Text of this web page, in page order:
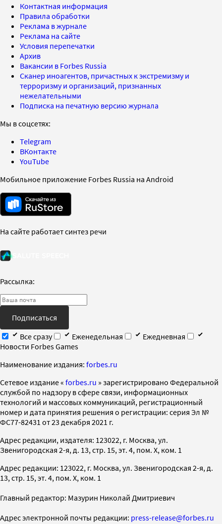
Контактная информация
Правила обработки
Реклама в журнале
Реклама на сайте
Условия перепечатки
Архив
Вакансии в Forbes Russia
Сканер иноагентов, причастных к экстремизму и
терроризму и организаций, признанных
нежелательными
Подписка на печатную версию журнала
Мы в соцсетях:
Telegram
ВКонтакте
YouTube
Мобильное приложение Forbes Russia на Android
На сайте работает синтез речи
Рассылка:
Подписаться
Все сразу
Еженедельная
Ежедневная
Новости Forbes Games
Наименование издания: forbes.ru
Cетевое издание « forbes.ru » зарегистрировано Федеральной
службой по надзору в сфере связи, информационных
технологий и массовых коммуникаций, регистрационный
номер и дата принятия решения о регистрации: серия Эл №
ФС77-82431 от 23 декабря 2021 г.
Адрес редакции, издателя: 123022, г. Москва, ул.
Звенигородская 2-я, д. 13, стр. 15, эт. 4, пом. X, ком. 1
Адрес редакции: 123022, г. Москва, ул. Звенигородская 2-я, д.
13, стр. 15, эт. 4, пом. X, ком. 1
Главный редактор: Мазурин Николай Дмитриевич
Адрес электронной почты редакции: press-release@forbes.ru